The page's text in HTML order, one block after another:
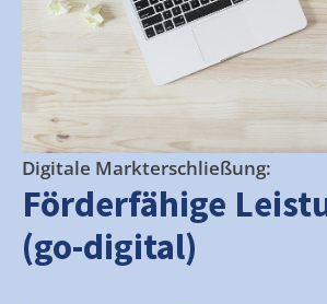
Digitale Markterschließung:
Förderfähige
(go-digital)